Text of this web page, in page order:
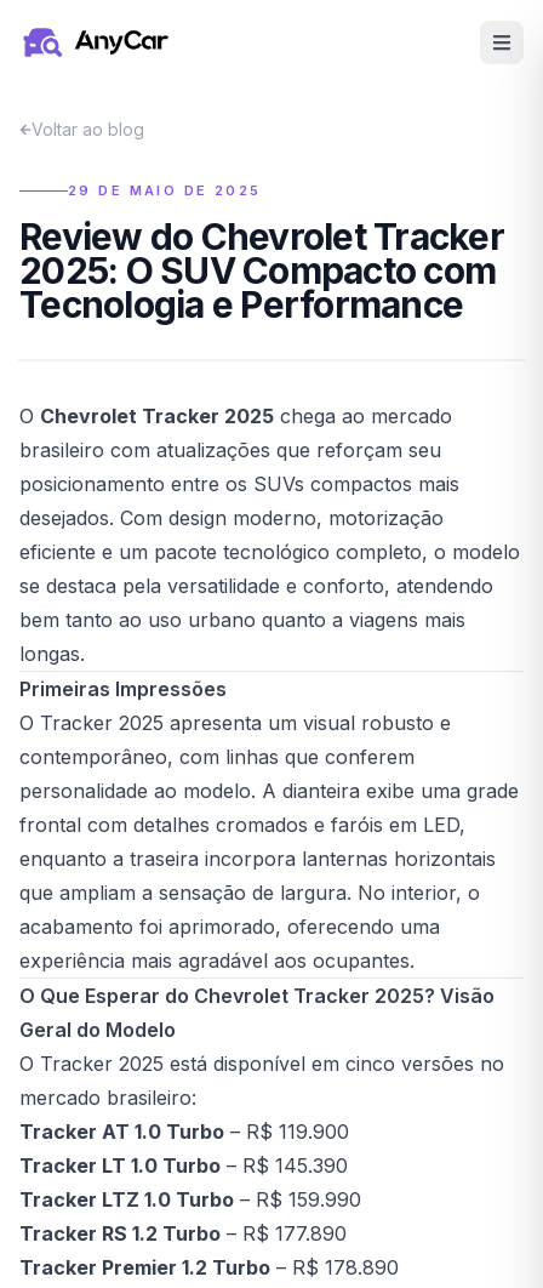
Voltar ao blog
29 DE MAIO DE 2025
Review do Chevrolet Tracker
2025: O SUV Compacto com
Tecnologia e Performance
O Chevrolet Tracker 2025 chega ao mercado
brasileiro com atualizações que reforçam seu
posicionamento entre os SUVs compactos mais
desejados. Com design moderno, motorização
eficiente e um pacote tecnológico completo, o modelo
se destaca pela versatilidade e conforto, atendendo
bem tanto ao uso urbano quanto a viagens mais
longas.
Primeiras Impressões
O Tracker 2025 apresenta um visual robusto e
contemporâneo, com linhas que conferem
personalidade ao modelo. A dianteira exibe uma grade
frontal com detalhes cromados e faróis em LED,
enquanto a traseira incorpora lanternas horizontais
que ampliam a sensação de largura. No interior, o
acabamento foi aprimorado, oferecendo uma
experiência mais agradável aos ocupantes.
O Que Esperar do Chevrolet Tracker 2025? Visão
Geral do Modelo
O Tracker 2025 está disponível em cinco versões no
mercado brasileiro:
Tracker AT 1.0 Turbo – R$ 119.900
Tracker LT 1.0 Turbo – R$ 145.390
Tracker LTZ 1.0 Turbo – R$ 159.990
Tracker RS 1.2 Turbo – R$ 177.890
Tracker Premier 1.2 Turbo – R$ 178.890